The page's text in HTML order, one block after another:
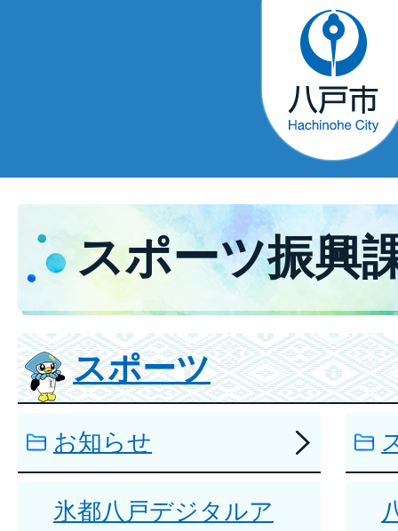
スポーツ振興
スポーツ
お知らせ
氷都八戸デジタルア